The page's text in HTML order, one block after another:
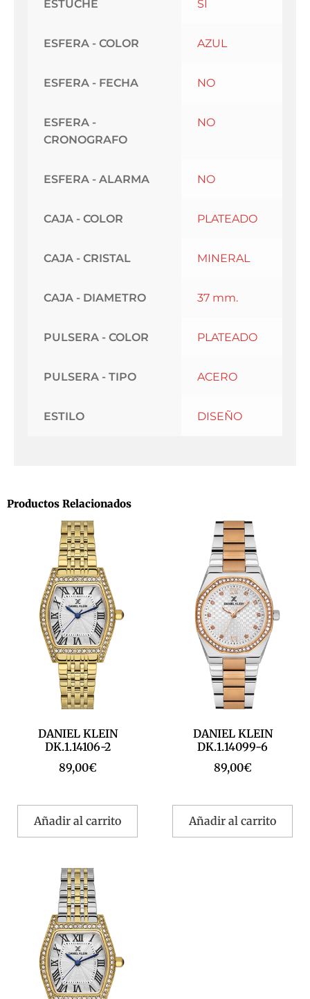
ESTUCHE SI
ESFERA - COLOR AZUL
ESFERA - FECHA NO
ESFERA -
CRONOGRAFO
NO
ESFERA - ALARMA NO
CAJA - COLOR PLATEADO
CAJA - CRISTAL MINERAL
CAJA - DIAMETRO 37 mm.
PULSERA - COLOR PLATEADO
PULSERA - TIPO ACERO
ESTILO DISEÑO
Productos Relacionados
DANIEL KLEIN
DK.1.14106-2
89,00€
Añadir al carrito
DANIEL KLEIN
DK.1.14099-6
89,00€
Añadir al carrito